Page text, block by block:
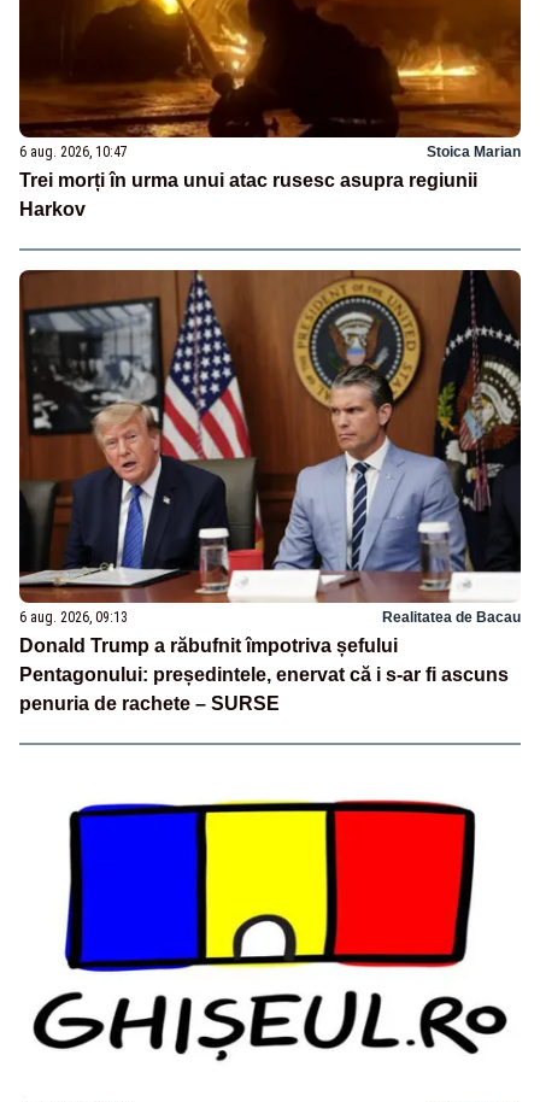
6 aug. 2026, 10:47 Stoica Marian
Trei morți în urma unui atac rusesc asupra regiunii
Harkov
6 aug. 2026, 09:13 Realitatea de Bacau
Donald Trump a răbufnit împotriva șefului
Pentagonului: președintele, enervat că i s-ar fi ascuns
penuria de rachete – SURSE